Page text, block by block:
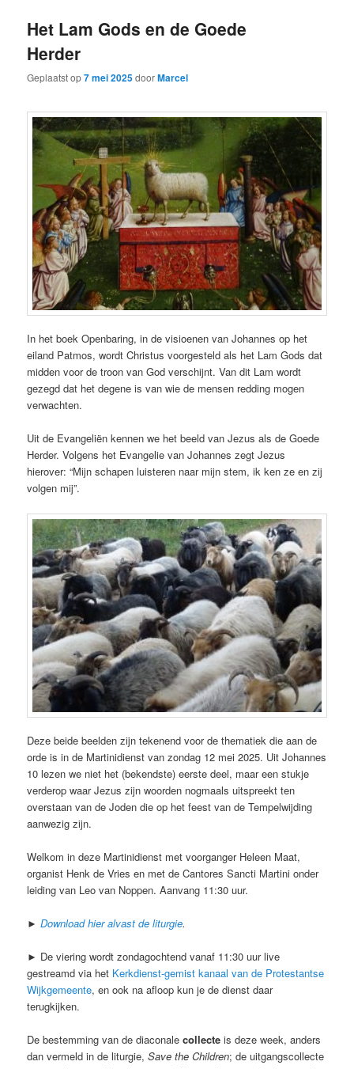
Het Lam Gods en de Goede
Herder
Geplaatst op7 mei 2025doorMarcel
In het boek Openbaring, in de visioenen van Johannes op het
eiland Patmos, wordt Christus voorgesteld als het Lam Gods dat
midden voor de troon van God verschijnt. Van dit Lam wordt
gezegd dat het degene is van wie de mensen redding mogen
verwachten.
Uit de Evangeliën kennen we het beeld van Jezus als de Goede
Herder. Volgens het Evangelie van Johannes zegt Jezus
hierover: “Mijn schapen luisteren naar mijn stem, ik ken ze en zij
volgen mij”.
Deze beide beelden zijn tekenend voor de thematiek die aan de
orde is in de Martinidienst van zondag 12 mei 2025. Uit Johannes
10 lezen we niet het (bekendste) eerste deel, maar een stukje
verderop waar Jezus zijn woorden nogmaals uitspreekt ten
overstaan van de Joden die op het feest van de Tempelwijding
aanwezig zijn.
Welkom in deze Martinidienst met voorganger Heleen Maat,
organist Henk de Vries en met de Cantores Sancti Martini onder
leiding van Leo van Noppen. Aanvang 11:30 uur.
►Download hier alvast de liturgie.
► De viering wordt zondagochtend vanaf 11:30 uur live
gestreamd via het Kerkdienst-gemist kanaal van de Protestantse
Wijkgemeente, en ook na afloop kun je de dienst daar
terugkijken.
De bestemming van de diaconalecollecte is deze week, anders
dan vermeld in de liturgie,Save the Children; de uitgangscollecte